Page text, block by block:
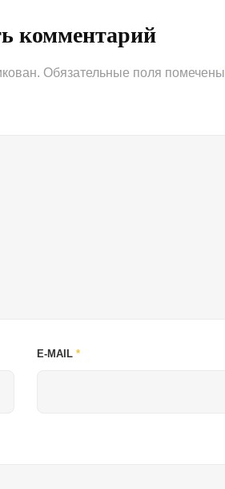
комментарий
Обязательные поля помечены
E-MAIL *